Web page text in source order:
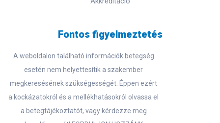
Fontos figyelmeztetés
A weboldalon található információk betegség
esetén nem helyettesítik a szakember
megkeresésének szükségességét. Éppen ezért
a kockázatokról és a mellékhatásokról olvassa el
a betegtájékoztatót, vagy kérdezze meg